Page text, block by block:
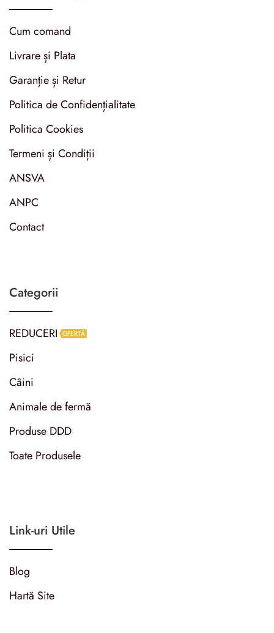
Cum comand
Livrare și Plata
Garanție și Retur
Politica de Confidențialitate
Politica Cookies
Termeni și Condiții
ANSVA
ANPC
Contact
Categorii
REDUCERI OFERTĂ
Pisici
Câini
Animale de fermă
Produse DDD
Toate Produsele
Link-uri Utile
Blog
Hartă Site